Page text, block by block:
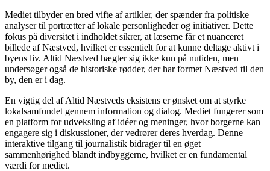
Mediet tilbyder en bred vifte af artikler, der spænder fra politiske
analyser til portrætter af lokale personligheder og initiativer. Dette
fokus på diversitet i indholdet sikrer, at læserne får et nuanceret
billede af Næstved, hvilket er essentielt for at kunne deltage aktivt i
byens liv. Altid Næstved hægter sig ikke kun på nutiden, men
undersøger også de historiske rødder, der har formet Næstved til den
by, den er i dag.
En vigtig del af Altid Næstveds eksistens er ønsket om at styrke
lokalsamfundet gennem information og dialog. Mediet fungerer som
en platform for udveksling af idéer og meninger, hvor borgerne kan
engagere sig i diskussioner, der vedrører deres hverdag. Denne
interaktive tilgang til journalistik bidrager til en øget
sammenhørighed blandt indbyggerne, hvilket er en fundamental
værdi for mediet.